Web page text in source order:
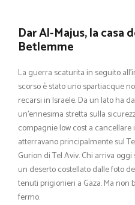
Dar Al-Majus, la casa
Betlemme
La guerra scaturita in seguito
scorso è stato uno spartiacque
recarsi in Israele. Da un lato ha
un’ennesima stretta sulla
compagnie low cost a
atterravano principalmente sul
Gurion di Tel Aviv. Chi arriva
un deserto costellato dalle foto
tenuti prigionieri a Gaza. Ma non
fermo.